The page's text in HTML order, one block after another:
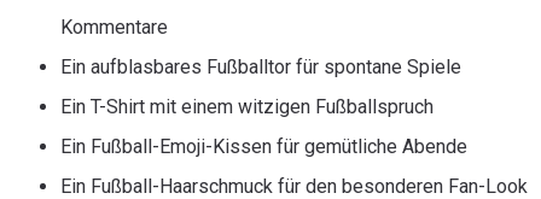
Kommentare
Ein aufblasbares Fußballtor für spontane Spiele
Ein T-Shirt mit einem witzigen Fußballspruch
Ein Fußball-Emoji-Kissen für gemütliche Abende
Ein Fußball-Haarschmuck für den besonderen Fan-Look